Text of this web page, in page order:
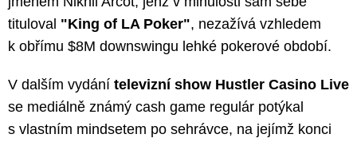
tituloval "King of LA Poker", nezažívá vzhledem
k obřímu $8M downswingu lehké pokerové období.
V dalším vydání televizní show Hustler Casino Live
se mediálně známý cash game regulár potýkal
s vlastním mindsetem po sehrávce, na jejímž konci